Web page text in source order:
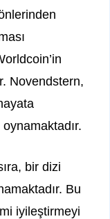
Novendstern,
bir dizi
Bu
iyileştirmeyi